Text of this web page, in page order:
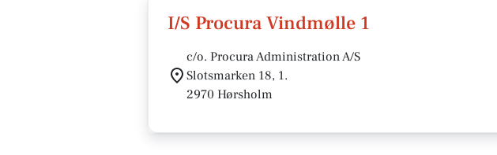
I/S Procura Vindmølle 1
c/o. Procura Administration A/S
Slotsmarken 18, 1.
2970 Hørsholm